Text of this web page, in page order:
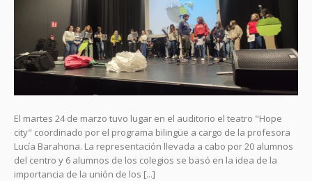
El martes 24 de marzo tuvo lugar en el auditorio el teatro "Hope
city" coordinado por el programa bilingüe a cargo de la profesora
Lucía Barahona. La representación llevada a cabo por 20 alumnos
del centro y 6 alumnos de los colegios se basó en la idea de la
importancia de la unión de los [...]